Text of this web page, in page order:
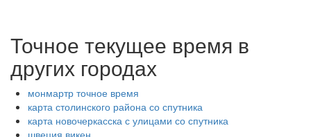
Точное текущее время в
других городах
монмартр точное время
карта столинского района со спутника
карта новочеркасска с улицами со спутника
швеция викен